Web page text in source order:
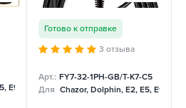
E9, Mercedes
Готово к отправке
3 отзыва
Арт.: FY7-32-1PH-GB/T-K7-C5
Для Chazor, Dolphin, E2, E5, E9,